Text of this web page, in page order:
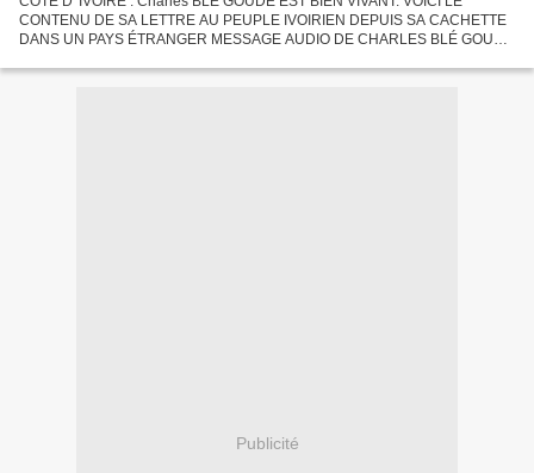
CONTENU DE SA LETTRE AU PEUPLE IVOIRIEN DEPUIS SA CACHETTE
DANS UN PAYS ÉTRANGER MESSAGE AUDIO DE CHARLES BLÉ GOUDÉ
disparition...
Publicité